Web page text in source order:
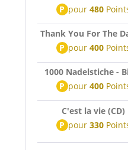
P pour 480
Thank You For The
P pour 400
1000 Nadelstiche -
P pour 400
C'est la vie (CD)
P pour 330